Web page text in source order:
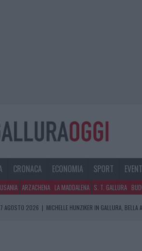
CRONACA ECONOMIA SPORT
ARZACHENA LA MADDALENA S. T. GALLURA
7 AGOSTO 2026 | MICHELLE HUNZIKER IN GALLURA,